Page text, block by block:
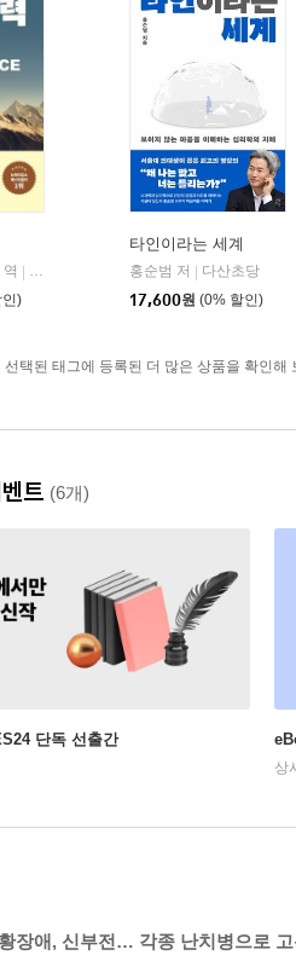
윌북(willbook)
)
타인이라는 세계
홍순범 저
다산초당
17,600원 (0% 할인)
선택된 태그에 등록된 더 많은 상품을 확인해
트 (6개)
단독 선출간
상
장애, 신부전… 각종 난치병으로